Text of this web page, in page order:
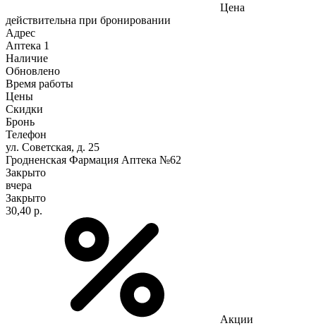
Цена
действительна при бронировании
Адрес
Аптека 1
Наличие
Обновлено
Время работы
Цены
Скидки
Бронь
Телефон
ул. Советская, д. 25
Гродненская Фармация Аптека №62
Закрыто
вчера
Закрыто
30,40 р.
Акции